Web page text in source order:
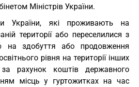
Міністрів України.
України, які проживають на
території або переселилися з
на здобуття або продовження
рівня на території інших
за рахунок коштів державного
місць у гуртожитках на час